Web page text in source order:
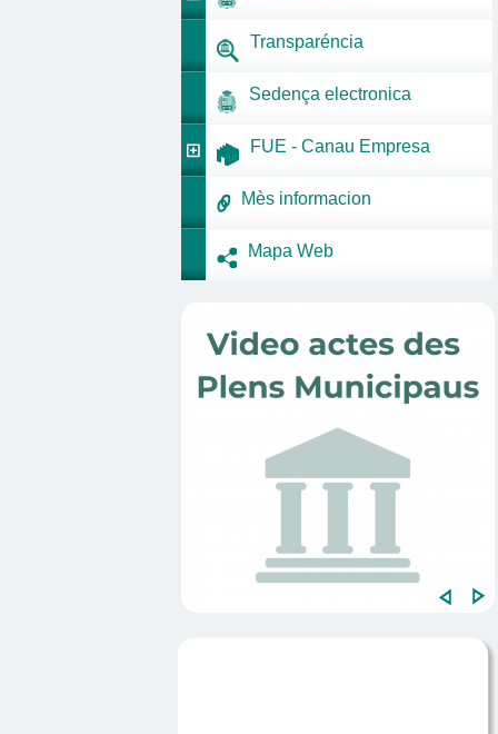
Transparéncia
Sedença electronica
FUE - Canau Empresa
Mès informacion
Mapa Web